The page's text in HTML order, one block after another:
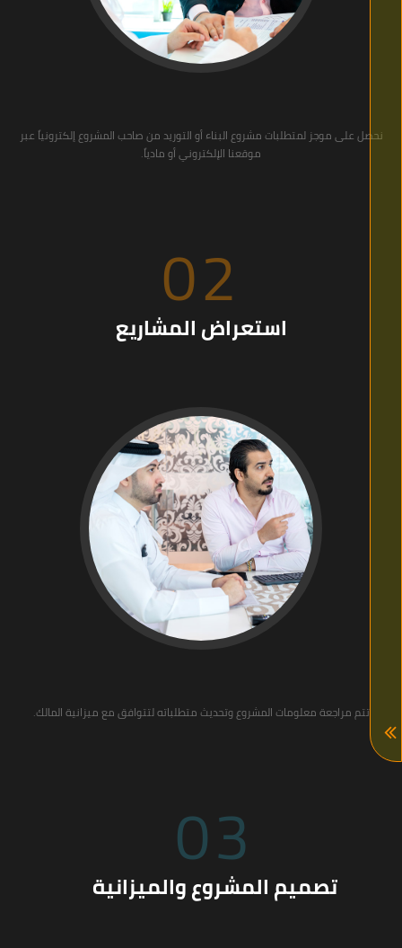
نحصل على موجز لمتطلبات مشروع البناء أو التوريد من صاحب المشروع إلكترونياً عبر
موقعنا الإلكتروني أو مادياً.
02
استعراض المشاريع
تتم مراجعة معلومات المشروع وتحديث متطلباته لتتوافق مع ميزانية المالك.
03
تصميم المشروع والميزانية